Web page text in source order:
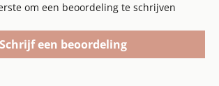
om een beoordeling te schrijven
Schrijf een beoordeling